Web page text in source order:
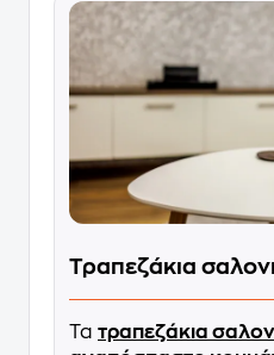
Τραπεζάκια
Τα τραπεζάκια